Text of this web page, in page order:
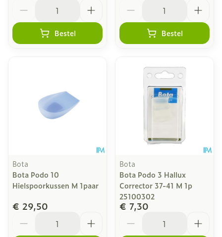
Bestel Bestel
Bota
Bota Podo 10
Hielspoorkussen M 1paar
€ 29,50
Bota
Bota Podo 3 Hallux
Corrector 37-41 M 1p
25100302
€ 7,30